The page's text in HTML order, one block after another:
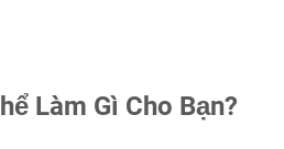
Làm Gì Cho Bạn?